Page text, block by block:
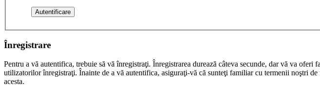
Înregistrare
Pentru a vă autentifica, trebuie să vă înregistraţi. Înregistrarea durează câteva secunde, dar vă va
utilizatorilor înregistraţi. Înainte de a vă autentifica, asiguraţi-vă că sunteţi familiar cu termenii noştri
acesta.